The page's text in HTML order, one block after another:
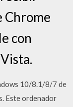
Chrome
con
10/8.1/8/7 de
Este ordenador